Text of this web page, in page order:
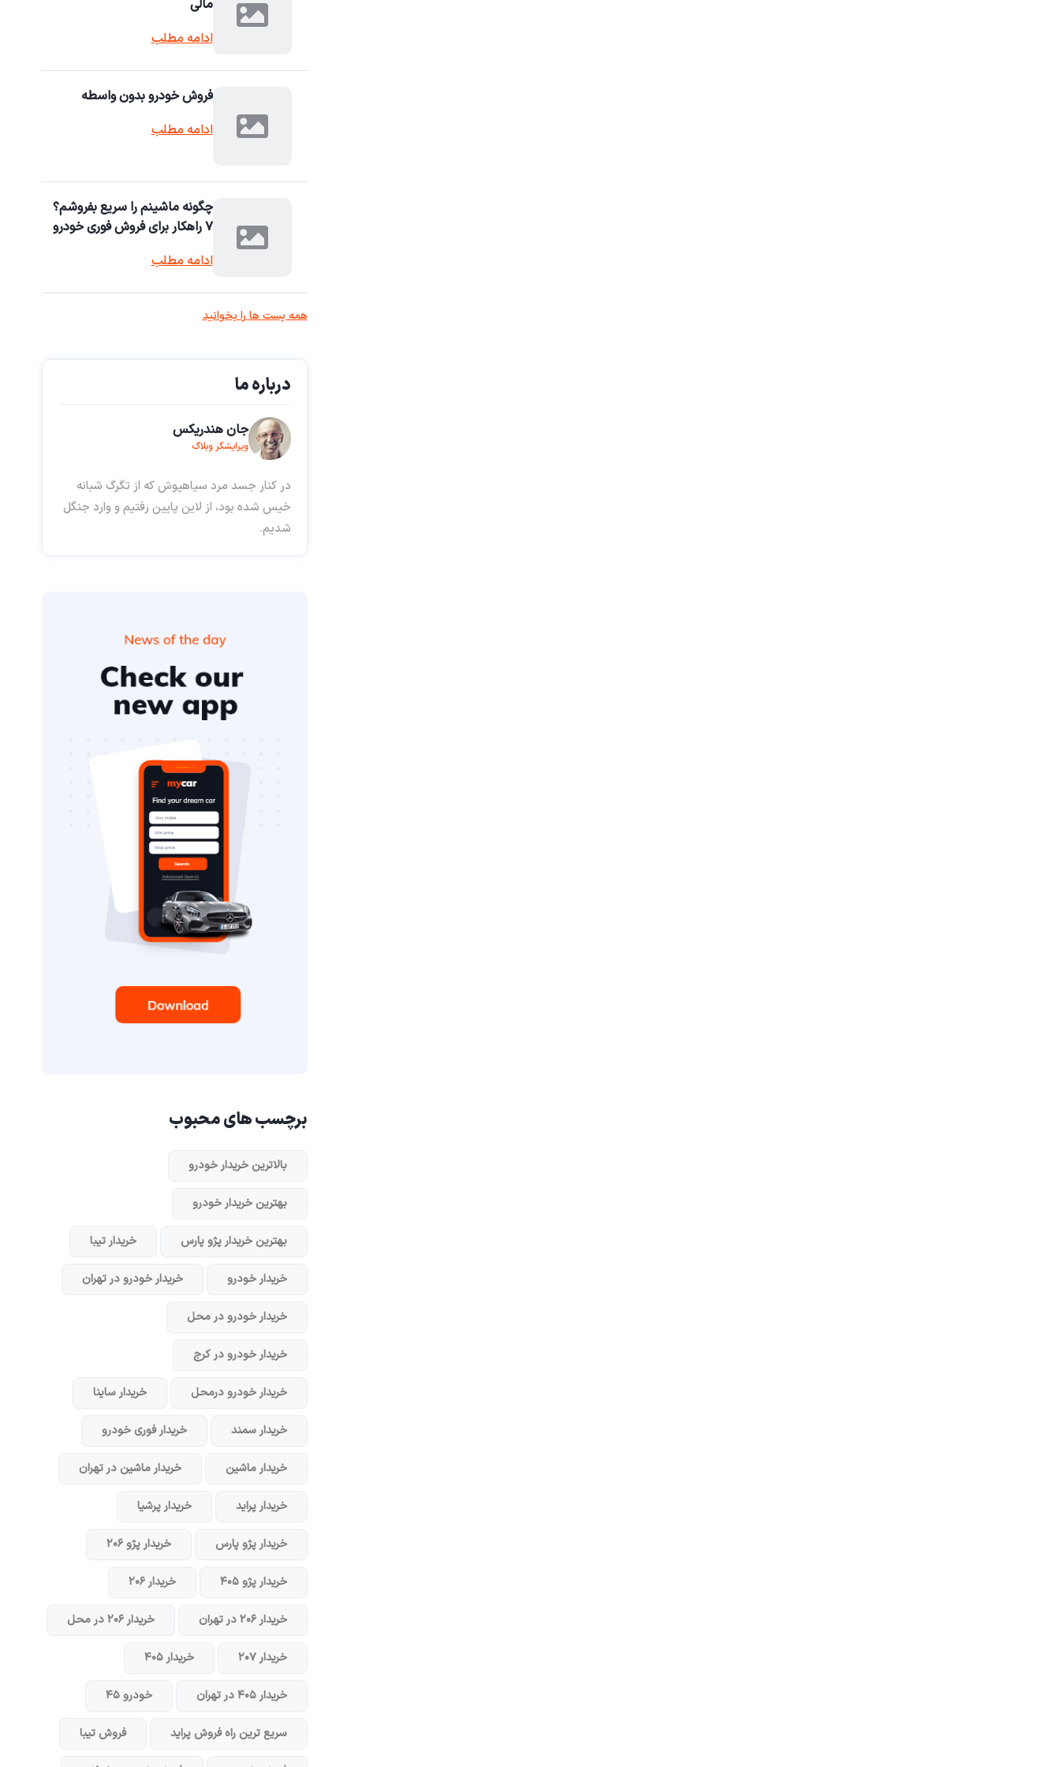
مالی
ادامه مطلب
فروش خودرو بدون واسطه
ادامه مطلب
چگونه ماشینم را سریع بفروشم؟
۷ راهکار برای فروش فوری خودرو
ادامه مطلب
همه پست ها را بخوانید
درباره ما
جان هندریکس
ویرایشگر وبلاگ
در کنار جسد مرد سیاهپوش که از تگرگ شبانه
خیس شده بود، از لاین پایین رفتیم و وارد جنگل
شدیم.
برچسب های محبوب
بالاترین خریدار خودرو
بهترین خریدار خودرو
بهترین خریدار پژو پارس خریدار تیبا
خریدار خودرو خریدار خودرو در تهران
خریدار خودرو در محل
خریدار خودرو در کرج
خریدار خودرو در‌محل خریدار ساینا
خریدار سمند خریدار فوری خودرو
خریدار ماشین خریدار ماشین در تهران
خریدار پراید خریدار پرشیا
خریدار پژو پارس خریدار پژو ۲۰۶
خریدار پژو ۴۰۵ خریدار ۲۰۶
خریدار ۲۰۶ در تهران خریدار ۲۰۶ در محل
خریدار ۲۰۷ خریدار ۴۰۵
خریدار ۴۰۵ در تهران خودرو ۴۵
سریع ترین راه فروش پراید فروش تیبا